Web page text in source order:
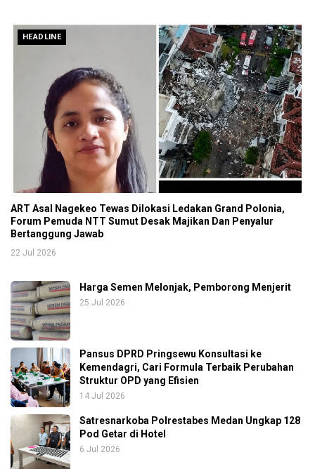
HEADLINE
ART Asal Nagekeo Tewas Dilokasi Ledakan Grand Polonia,
Forum Pemuda NTT Sumut Desak Majikan Dan Penyalur
Bertanggung Jawab
22 Jul 2026
Harga Semen Melonjak, Pemborong Menjerit
25 Jul 2026
Pansus DPRD Pringsewu Konsultasi ke
Kemendagri, Cari Formula Terbaik Perubahan
Struktur OPD yang Efisien
14 Jul 2026
Satresnarkoba Polrestabes Medan Ungkap 128
Pod Getar di Hotel
6 Jul 2026